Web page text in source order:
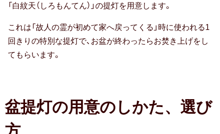
出産祝い
誕生祝い
新築祝い
「白紋天（しろもんてん）」の提灯を用意します。
これは「故人の霊が初めて家へ戻ってくる」時に使われる1
回きりの特別な提灯で、お盆が終わったらお焚き上げをし
てもらいます。
盆提灯の用意のしかた、選び